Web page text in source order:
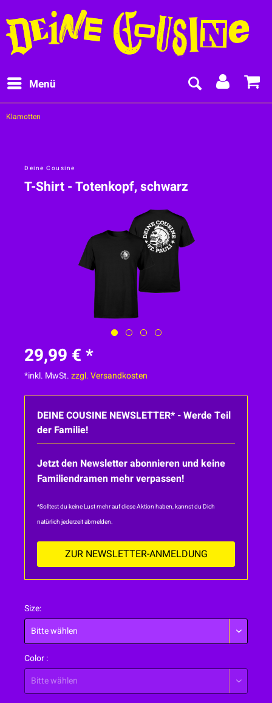
Menü
Klamotten
Deine Cousine
T-Shirt - Totenkopf, schwarz
29,99 € *
*inkl. MwSt.zzgl. Versandkosten
DEINE COUSINE NEWSLETTER* - Werde Teil
der Familie!
Jetzt den Newsletter abonnieren und keine
Familiendramen mehr verpassen!
*Solltest du keine Lust mehr auf diese Aktion haben, kannst du Dich
natürlich jederzeit abmelden.
ZUR NEWSLETTER-ANMELDUNG
Size:
Color :